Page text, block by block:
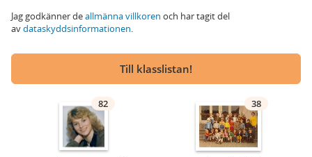
Jag godkänner deallmänna villkoren och har tagit del
avdataskyddsinformationen.
Till klasslistan!
82 38